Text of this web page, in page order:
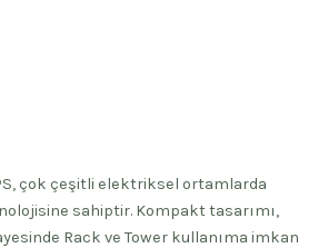
çok çeşitli elektriksel ortamlarda
sahiptir. Kompakt tasarımı,
Rack ve Tower kullanıma imkan